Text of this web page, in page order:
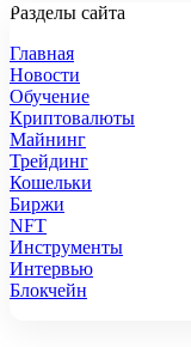
Разделы сайта
Главная
Новости
Обучение
Криптовалюты
Майнинг
Трейдинг
Кошельки
Биржи
NFT
Инструменты
Интервью
Блокчейн